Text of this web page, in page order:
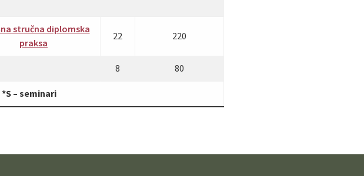
stručna diplomska
praksa
22 220
8 80
– seminari